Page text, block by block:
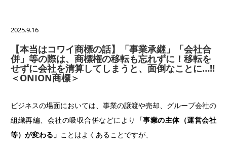
2025.9.16
【本当はコワイ商標の話】「事業承継」「会社合
併」等の際は、商標権の移転も忘れずに！移転を
せずに会社を清算してしまうと、面倒なことに…!!
＜ONION商標＞
ビジネスの場面においては、事業の譲渡や売却、グループ会社の
組織再編、会社の吸収合併などにより
「事業の主体（運営会社
等）が変わる」 ことはよくあることですが、